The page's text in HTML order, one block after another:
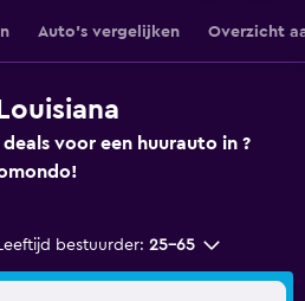
Auto's vergelijken Overzicht
voor een huurauto in ?
bestuurder: 25-65